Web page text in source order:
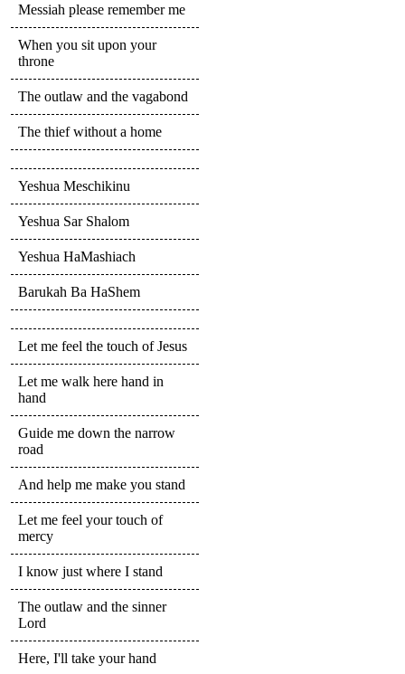
Messiah please remember me
When you sit upon your
throne
The outlaw and the vagabond
The thief without a home
Yeshua Meschikinu
Yeshua Sar Shalom
Yeshua HaMashiach
Barukah Ba HaShem
Let me feel the touch of Jesus
Let me walk here hand in
hand
Guide me down the narrow
road
And help me make you stand
Let me feel your touch of
mercy
I know just where I stand
The outlaw and the sinner
Lord
Here, I'll take your hand